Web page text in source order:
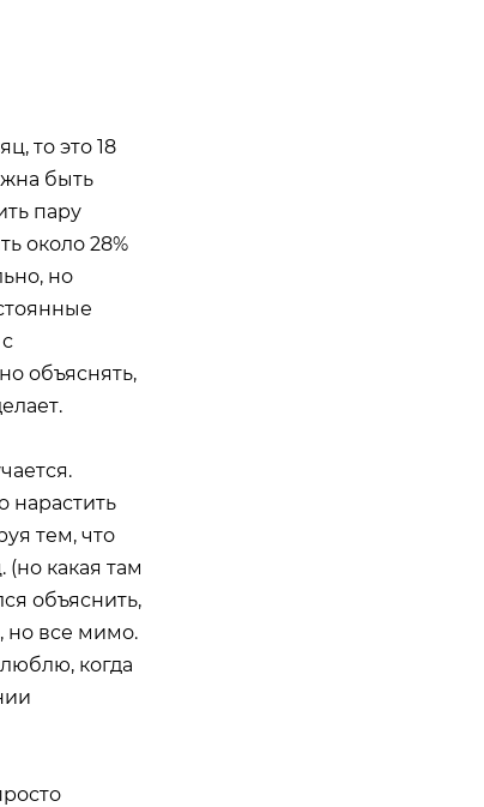
то это 18
быть
пару
около 28%
но
объяснять,
нарастить
тем, что
(но какая там
объяснить,
но все мимо.
когда